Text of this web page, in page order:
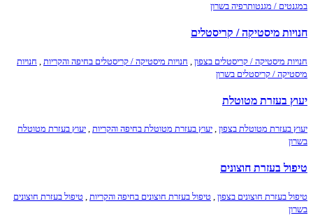
במגנטים / מגנטותרפיה בשרון
חנויות מיסטיקה / קריסטלים
חנויות מיסטיקה / קריסטלים בצפון חנויות מיסטיקה / קריסטלים בחיפה והקריות
חנויות
מיסטיקה / קריסטלים בשרון
יעוץ בעזרת מטוטלת
יעוץ בעזרת מטוטלת בצפון , יעוץ בעזרת מטוטלת בחיפה והקריות , יעוץ בעזרת מטוטלת
בשרון
טיפול בעזרת חוצונים
טיפול בעזרת חוצונים בצפון טיפול בעזרת חוצונים בחיפה והקריות
טיפול בעזרת חוצונים
בשרון